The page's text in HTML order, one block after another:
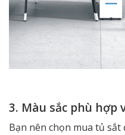
3. Màu sắc phù
Bạn nên chọn mua tủ